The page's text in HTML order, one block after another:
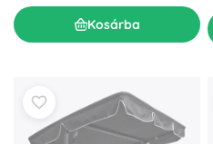
Kosárba